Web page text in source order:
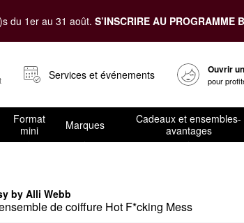
du 1er au 31 août. S’INSCRIRE AU PROGRAMME
Services et événements Ouvrir
pour
Format
mini
Marques
Cadeaux et ensembles-
avantages
by Alli Webb
de coiffure Hot F*cking Mess